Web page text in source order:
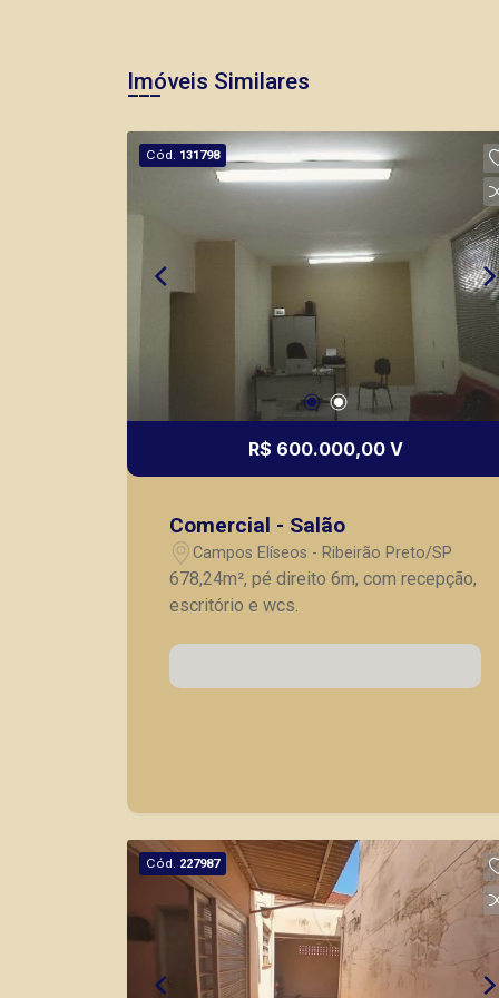
Imóveis Similares
Cód. 131798
R$ 600.000,00 V
Comercial - Salão
Campos Elíseos - Ribeirão Preto/SP
678,24m², pé direito 6m, com recepção,
escritório e wcs.
Cód. 227987